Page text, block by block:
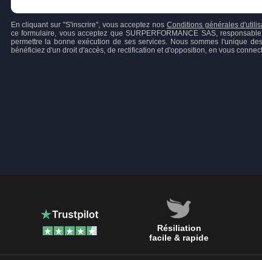
En cliquant sur "S'inscrire", vous acceptez nos Conditions générales
ce formulaire, vous acceptez que SURPERFORMANCE SAS,
permettre la bonne exécution de ses services. Nous sommes l'unique
bénéficiez d'un droit d'accès, de rectification et d'opposition, en vous
Résiliation
facile & rapide